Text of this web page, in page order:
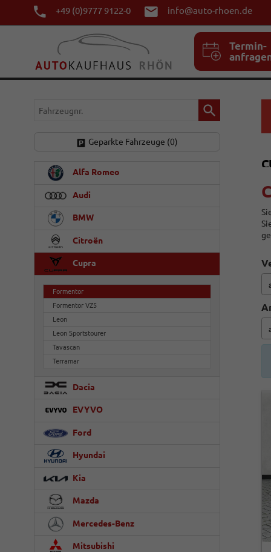
+49 (0)9777 9122-0 info@auto-rhoen.de
Termin-
Fahrzeugnr.
Geparkte Fahrzeuge (0)
Alfa Romeo
Audi
BMW
Citroën
Cupra
Formentor
Formentor VZ5
Leon
Leon Sportstourer
Tavascan
Terramar
Dacia
EVYVO
Ford
Hyundai
Kia
Mazda
Mercedes-Benz
Mitsubishi